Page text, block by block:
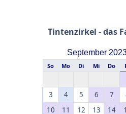
Tintenzirkel - das
September
So Mo Di Mi Do
3
4 5 6 7
10
11 12 13 14